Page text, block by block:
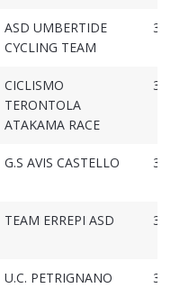
ASD UMBERTIDE
CYCLING TEAM
CICLISMO
TERONTOLA
ATAKAMA RACE
G.S AVIS CASTELLO
TEAM ERREPI ASD
U.C. PETRIGNANO